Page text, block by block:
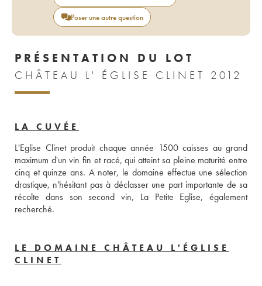
Poser une autre question
PRÉSENTATION DU LOT
CHÂTEAU L' ÉGLISE CLINET 2012
LA CUVÉE
L'Eglise Clinet produit chaque année 1500 caisses au grand
maximum d'un vin fin et racé, qui atteint sa pleine maturité entre
cinq et quinze ans. A noter, le domaine effectue une sélection
drastique, n'hésitant pas à déclasser une part importante de sa
récolte dans son second vin, La Petite Eglise, également
recherché.
LE DOMAINE CHÂTEAU L'ÉGLISE
CLINET